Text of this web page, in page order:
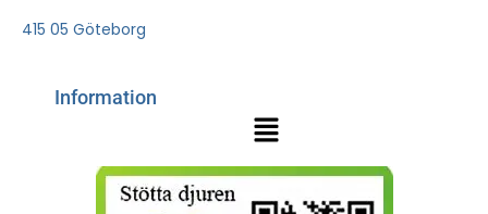
415 05 Göteborg
Information